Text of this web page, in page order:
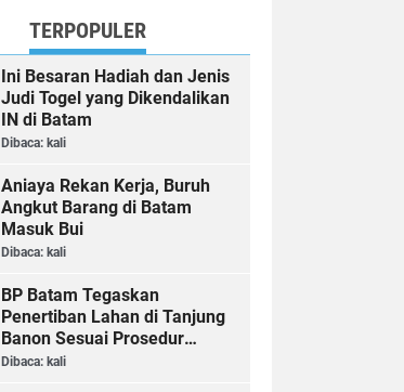
TERPOPULER
Ini Besaran Hadiah dan Jenis
Judi Togel yang Dikendalikan
IN di Batam
Dibaca: kali
Aniaya Rekan Kerja, Buruh
Angkut Barang di Batam
Masuk Bui
Dibaca: kali
BP Batam Tegaskan
Penertiban Lahan di Tanjung
Banon Sesuai Prosedur
Hukum
Dibaca: kali